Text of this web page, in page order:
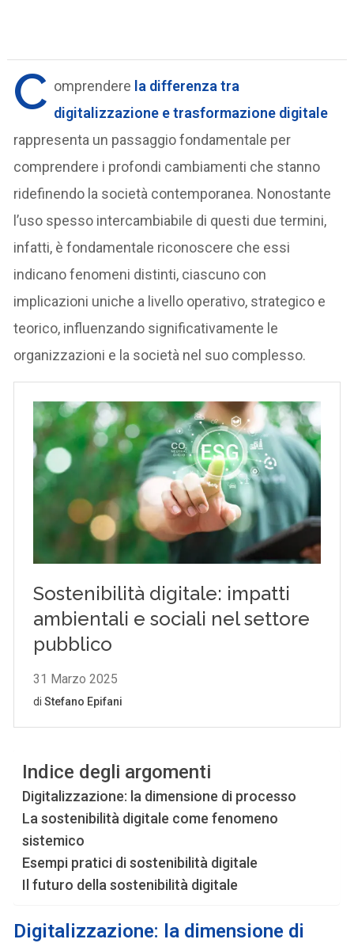
C omprendere la differenza tra
digitalizzazione e trasformazione digitale
rappresenta un passaggio fondamentale per
comprendere i profondi cambiamenti che stanno
ridefinendo la società contemporanea. Nonostante
l’uso spesso intercambiabile di questi due termini,
infatti, è fondamentale riconoscere che essi
indicano fenomeni distinti, ciascuno con
implicazioni uniche a livello operativo, strategico e
teorico, influenzando significativamente le
organizzazioni e la società nel suo complesso.
Indice degli argomenti
Digitalizzazione: la dimensione di processo
La sostenibilità digitale come fenomeno
sistemico
Esempi pratici di sostenibilità digitale
Il futuro della sostenibilità digitale
Digitalizzazione: la dimensione di